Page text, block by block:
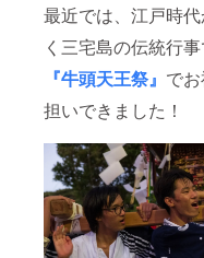
最近では、江戸時
く三宅島の伝統行
『牛頭天王祭』 で
担いできました！